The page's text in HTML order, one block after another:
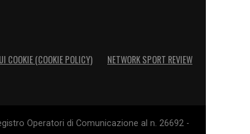
COOKIE (COOKIE POLICY) NETWORK SPORT REVIEW
Operatori di Comunicazione al n. 26692 -